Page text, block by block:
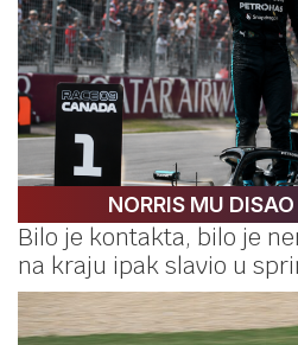
NORRIS MU
Bilo je kontakta, bilo je
na kraju ipak slavio u